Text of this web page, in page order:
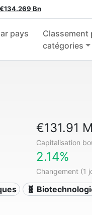
€134.269 Bn
pays
Classement
catégories
€131.91
Capitalisation
2.14%
Changement (1
🧬